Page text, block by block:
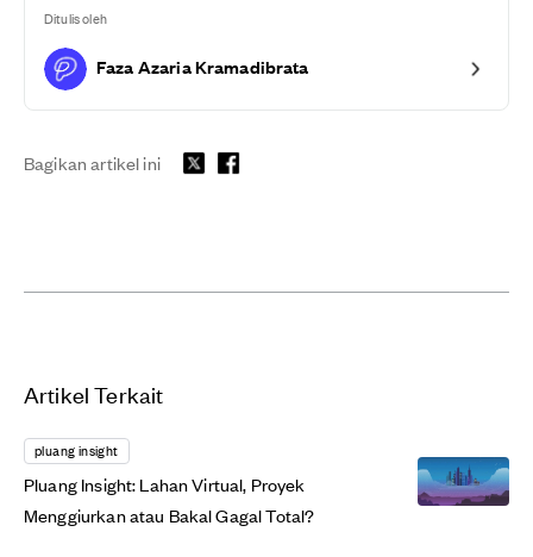
Ditulis oleh
Faza Azaria Kramadibrata
Bagikan artikel ini
Artikel Terkait
pluang insight
Pluang Insight: Lahan Virtual, Proyek
Menggiurkan atau Bakal Gagal Total?